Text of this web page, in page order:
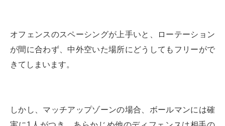
オフェンスのスペーシングが上手いと、ローテーション
が間に合わず、中外空いた場所にどうしてもフリーがで
きてしまいます。
しかし、マッチアップゾーンの場合、ボールマンには確